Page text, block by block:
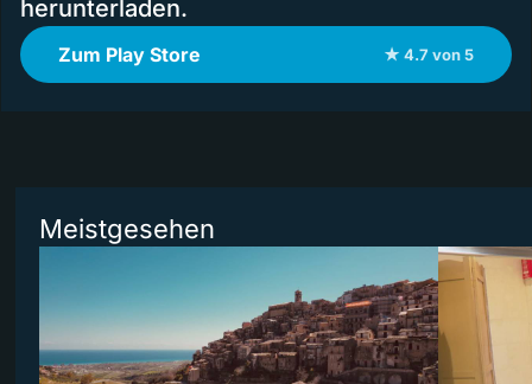
herunterladen.
Zum Play Store ★ 4.7 von 5
Meistgesehen